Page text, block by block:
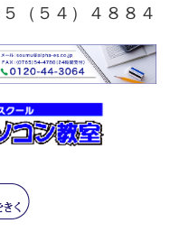
（５４）４８８４